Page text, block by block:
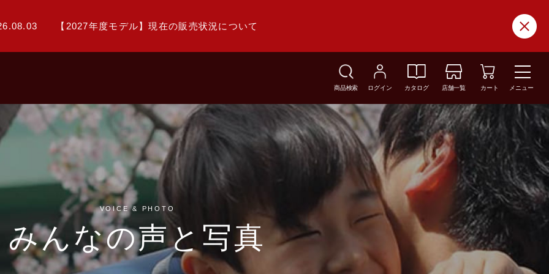
【2027年度モデル】現在の販売状況について
商品検索 ログイン カタログ 店舗一覧 カート メニュー
VOICE & PHOTO
みんなの声と写真